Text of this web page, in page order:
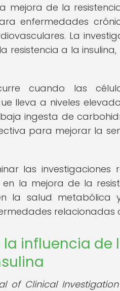
mejora de la
enfermedades
La
resistencia a la
cuando las
lleva a niveles
ingesta de
para mejorar la
las
la mejora de la
la salud metabólica
relacionadas
la influencia
of Clinical Investigation